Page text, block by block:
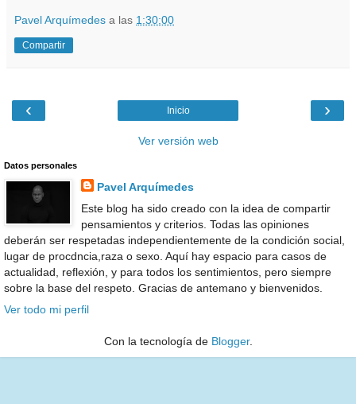
Pavel Arquímedes a las 1:30:00
Compartir
‹ ›
Inicio
Ver versión web
Datos personales
Pavel Arquímedes
Este blog ha sido creado con la idea de compartir
pensamientos y criterios. Todas las opiniones
deberán ser respetadas independientemente de la condición social,
lugar de procdncia,raza o sexo. Aquí hay espacio para casos de
actualidad, reflexión, y para todos los sentimientos, pero siempre
sobre la base del respeto. Gracias de antemano y bienvenidos.
Ver todo mi perfil
Con la tecnología de Blogger.